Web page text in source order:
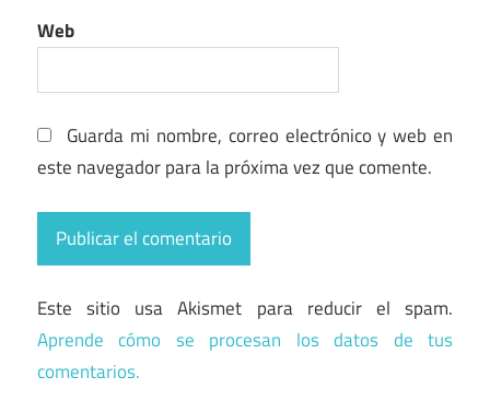
Web
Guarda mi nombre, correo electrónico y web en
este navegador para la próxima vez que comente.
Este sitio usa Akismet para reducir el spam.
Aprende cómo se procesan los datos de tus
comentarios.